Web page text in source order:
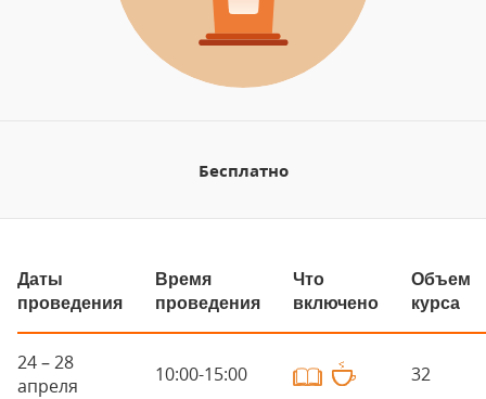
Бесплатно
Даты
проведения
Время
проведения
Что
включено
Объем
курса
24 – 28
апреля
10:00-15:00 32